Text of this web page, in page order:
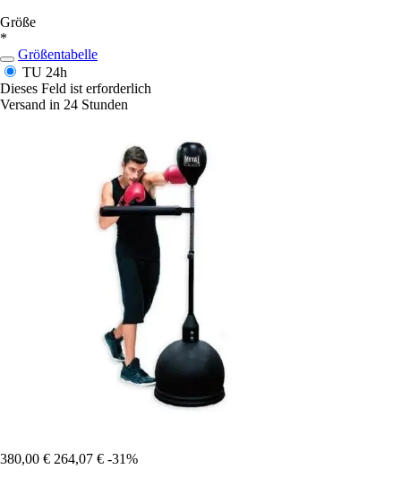
Größe
*
Größentabelle
TU 24h
Dieses Feld ist erforderlich
Versand in 24 Stunden
380,00 € 264,07 € -31%